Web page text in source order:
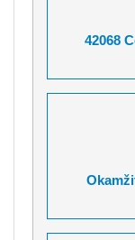
42068